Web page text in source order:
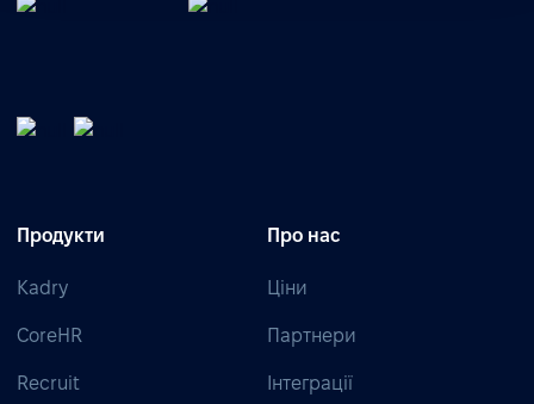
Продукти
Kadry
CoreHR
Recruit
Про нас
Ціни
Партнери
Інтеграції